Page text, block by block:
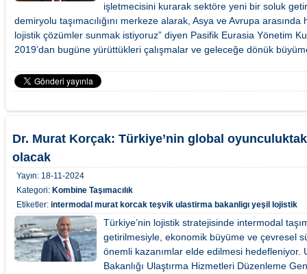
işletmecisini kurarak sektöre yeni bir soluk
demiryolu taşımacılığını merkeze alarak, Asya ve Avrupa
lojistik çözümler sunmak istiyoruz” diyen Pasifik Eurasia Yönetim
2019’dan bugüne yürüttükleri çalışmalar ve geleceğe dönük
Dr. Murat Korçak: Türkiye’nin global
olacak
Yayın: 18-11-2024
Kategori: Kombine Taşımacılık
Etiketler: intermodal murat korcak teşvik ulastirma bakanligı yeşil lojistik
Türkiye’nin lojistik stratejisinde intermodal
getirilmesiyle, ekonomik büyüme ve çevresel
önemli kazanımlar elde edilmesi hedefleniyor.
Bakanlığı Ulaştırma Hizmetleri Düzenleme